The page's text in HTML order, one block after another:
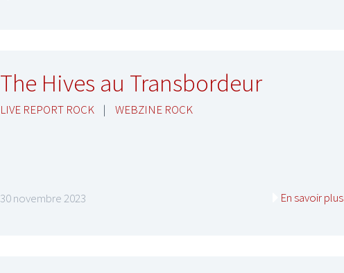
The Hives au Transbordeur
LIVE REPORT ROCK | WEBZINE ROCK
30 novembre 2023 En savoir plus